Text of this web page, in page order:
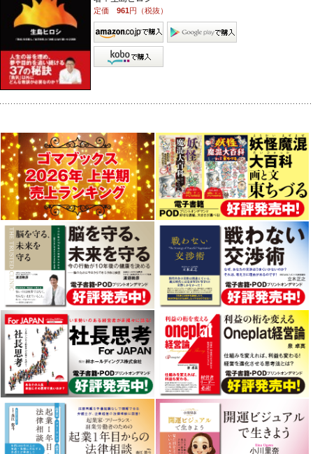
定価961円（税抜）